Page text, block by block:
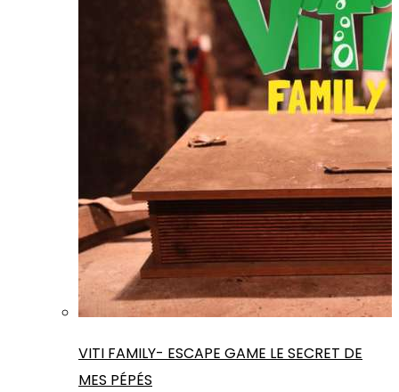
VITI FAMILY- ESCAPE GAME LE SECRET DE
MES PÉPÉS